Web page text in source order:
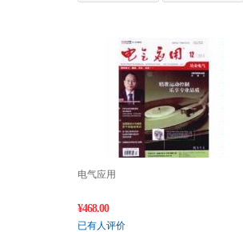
电气应用
¥468.00
已有人评价